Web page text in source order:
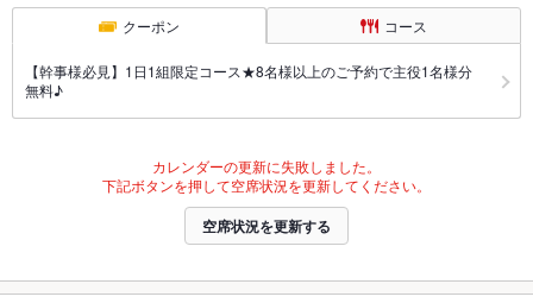
クーポン コース
【幹事様必見】1日1組限定コース★8名様以上のご予約で主役1名様分
無料♪
カレンダーの更新に失敗しました。
下記ボタンを押して空席状況を更新してください。
空席状況を更新する